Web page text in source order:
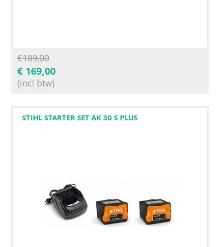
€189,00
€ 169,00
(incl btw)
STIHL STARTER SET AK 30 S PLUS